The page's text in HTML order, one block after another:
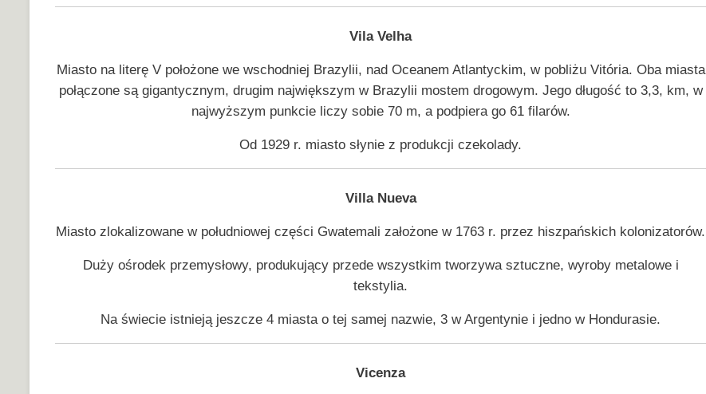
Vila Velha
Miasto na literę V położone we wschodniej Brazylii, nad Oceanem Atlantyckim, w pobliżu Vitória. Oba miasta
połączone są gigantycznym, drugim największym w Brazylii mostem drogowym. Jego długość to 3,3, km, w
najwyższym punkcie liczy sobie 70 m, a podpiera go 61 filarów.
Od 1929 r. miasto słynie z produkcji czekolady.
Villa Nueva
Miasto zlokalizowane w południowej części Gwatemali założone w 1763 r. przez hiszpańskich kolonizatorów.
Duży ośrodek przemysłowy, produkujący przede wszystkim tworzywa sztuczne, wyroby metalowe i
tekstylia.
Na świecie istnieją jeszcze 4 miasta o tej samej nazwie, 3 w Argentynie i jedno w Hondurasie.
Vicenza